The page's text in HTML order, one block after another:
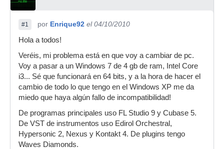
#1 por Enrique92 el 04/10/2010
Hola a todos!
Veréis, mi problema está en que voy a cambiar de pc.
Voy a pasar a un Windows 7 de 4 gb de ram, Intel Core
i3... Sé que funcionará en 64 bits, y a la hora de hacer el
cambio de todo lo que tengo en el Windows XP me da
miedo que haya algún fallo de incompatibilidad!
De programas principales uso FL Studio 9 y Cubase 5.
De VST de instrumentos uso Edirol Orchestral,
Hypersonic 2, Nexus y Kontakt 4. De plugins tengo
Waves Diamonds.